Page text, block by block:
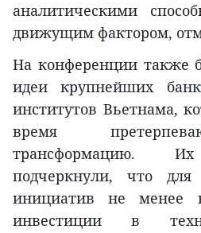
аналитическими
движущим фактором,
На конференции также
идеи крупнейших
институтов Вьетнама,
время
трансформацию. Их
подчеркнули, что
инициатив не менее
инвестиции в